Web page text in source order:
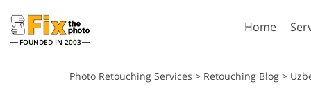
FOUNDED IN 2003
Home
Lightroom
Photo Retouching Services > Retouching Blog >